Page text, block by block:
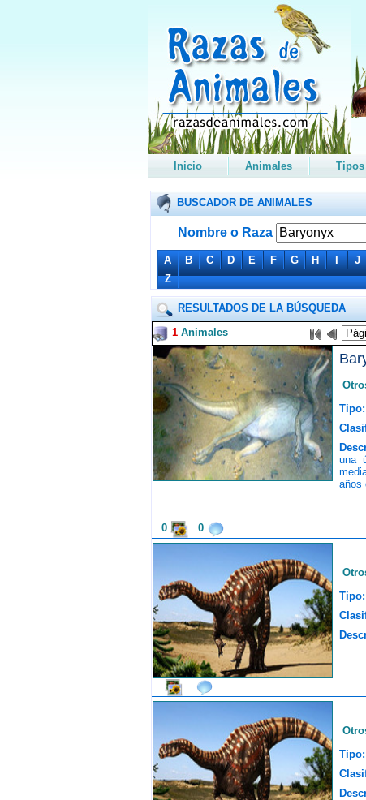
Inicio Animales Tipos
BUSCADOR DE ANIMALES
Nombre o Raza
A B C D E F G H I J
Z
RESULTADOS DE LA BÚSQUEDA
1Animales
Tipo:
una
años
0 0
Tipo:
Tipo: